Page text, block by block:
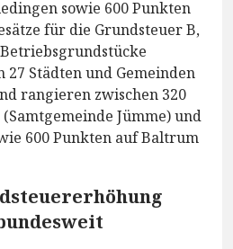
sowie 600 Punkten
für die Grundsteuer B,
Städten und Gemeinden
rangieren zwischen 320
Jümme) und
600 Punkten auf Baltrum